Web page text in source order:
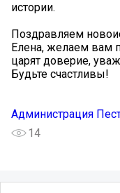
истории.
Поздравляем
Елена, желаем вам
царят доверие,
Будьте счастливы!
Администрация
14